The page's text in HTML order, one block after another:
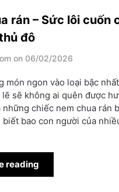
rán – Sức lôi cuốn
đô
on 06/02/2026
món ngon vào loại bậc
lẽ sẽ không ai quên được
những chiếc nem chua rán
biết bao con người của
reading